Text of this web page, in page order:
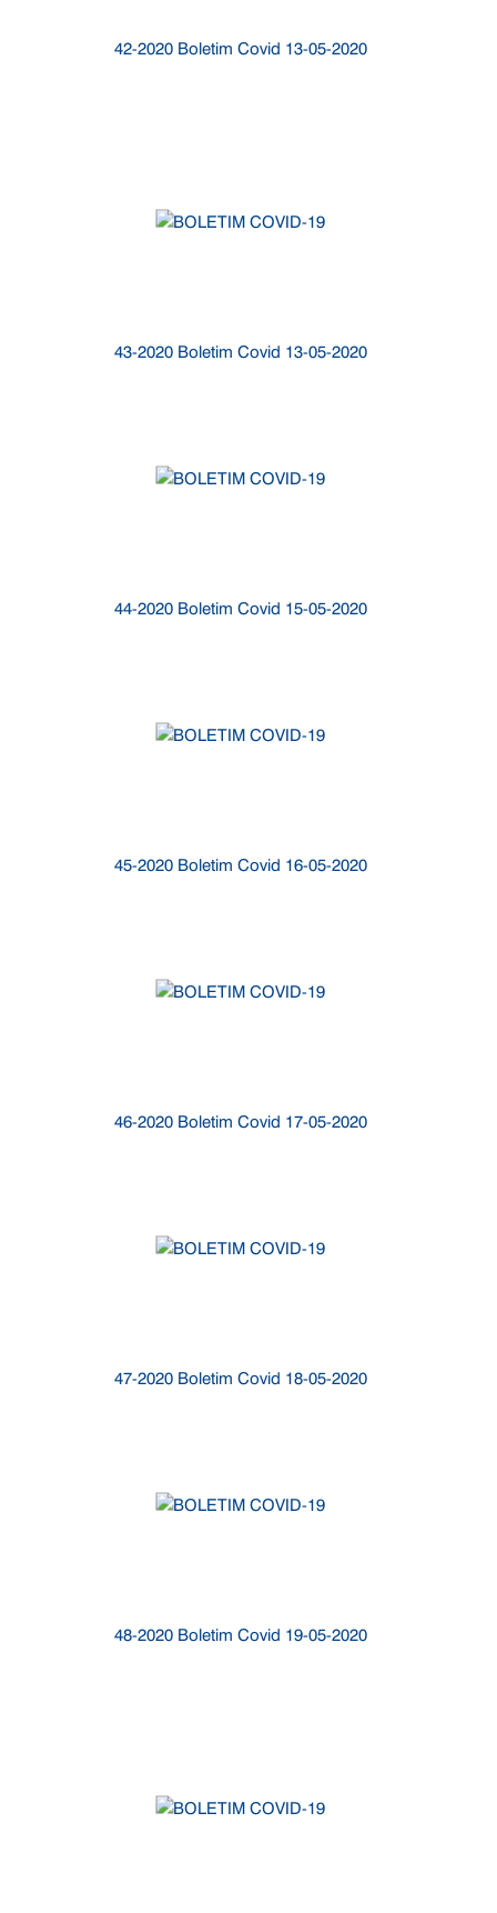
42-2020 Boletim Covid 13-05-2020
43-2020 Boletim Covid 13-05-2020
44-2020 Boletim Covid 15-05-2020
45-2020 Boletim Covid 16-05-2020
46-2020 Boletim Covid 17-05-2020
47-2020 Boletim Covid 18-05-2020
48-2020 Boletim Covid 19-05-2020